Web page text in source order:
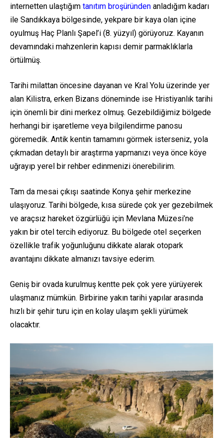
internetten ulaştığım tanıtım broşüründen anladığım kadarı
ile Sandıkkaya bölgesinde, yekpare bir kaya olan içine
oyulmuş Haç Planlı Şapel’i (8. yüzyıl) görüyoruz. Kayanın
devamındaki mahzenlerin kapısı demir parmaklıklarla
örtülmüş.
Tarihi milattan öncesine dayanan ve Kral Yolu üzerinde yer
alan Kilistra, erken Bizans döneminde ise Hristiyanlık tarihi
için önemli bir dini merkez olmuş. Gezebildiğimiz bölgede
herhangi bir işaretleme veya bilgilendirme panosu
göremedik. Antik kentin tamamını görmek isterseniz, yola
çıkmadan detaylı bir araştırma yapmanızı veya önce köye
uğrayıp yerel bir rehber edinmenizi önerebilirim.
Tam da mesai çıkışı saatinde Konya şehir merkezine
ulaşıyoruz. Tarihi bölgede, kısa sürede çok yer gezebilmek
ve araçsız hareket özgürlüğü için Mevlana Müzesi’ne
yakın bir otel tercih ediyoruz. Bu bölgede otel seçerken
özellikle trafik yoğunluğunu dikkate alarak otopark
avantajını dikkate almanızı tavsiye ederim.
Geniş bir ovada kurulmuş kentte pek çok yere yürüyerek
ulaşmanız mümkün. Birbirine yakın tarihi yapılar arasında
hızlı bir şehir turu için en kolay ulaşım şekli yürümek
olacaktır.